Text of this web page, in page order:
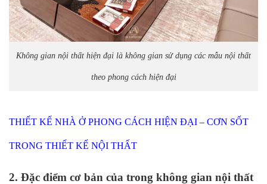
Không gian nội thất hiện đại là không gian sử dụng các mẫu nội thất
theo phong cách hiện đại
THIẾT KẾ NHÀ Ở PHONG CÁCH HIỆN ĐẠI – CƠN SỐT
TRONG THIẾT KẾ NỘI THẤT
2. Đặc điểm cơ bản của trong không gian nội thất